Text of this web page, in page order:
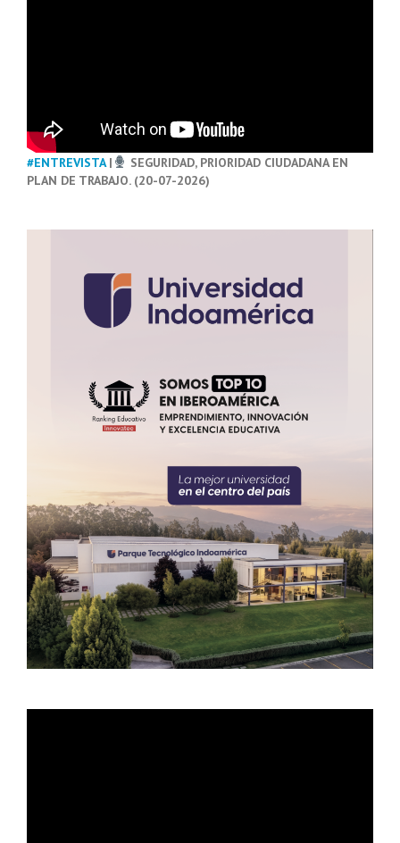
#ENTREVISTA|
SEGURIDAD, PRIORIDAD CIUDADANA EN
PLAN DE TRABAJO. (20-07-2026)